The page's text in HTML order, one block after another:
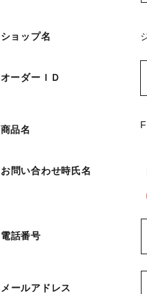
ショップ名
オーダーＩＤ
商品名
お問い合わせ時氏名
電話番号
メールアドレス